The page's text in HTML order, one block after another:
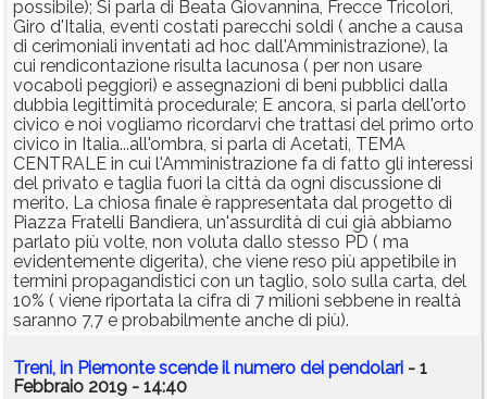
possibile); Si parla di Beata Giovannina, Frecce Tricolori,
Giro d'Italia, eventi costati parecchi soldi ( anche a causa
di cerimoniali inventati ad hoc dall'Amministrazione), la
cui rendicontazione risulta lacunosa ( per non usare
vocaboli peggiori) e assegnazioni di beni pubblici dalla
dubbia legittimità procedurale; E ancora, si parla dell'orto
civico e noi vogliamo ricordarvi che trattasi del primo orto
civico in Italia...all'ombra, si parla di Acetati, TEMA
CENTRALE in cui l'Amministrazione fa di fatto gli interessi
del privato e taglia fuori la città da ogni discussione di
merito. La chiosa finale è rappresentata dal progetto di
Piazza Fratelli Bandiera, un'assurdità di cui già abbiamo
parlato più volte, non voluta dallo stesso PD ( ma
evidentemente digerita), che viene reso più appetibile in
termini propagandistici con un taglio, solo sulla carta, del
10% ( viene riportata la cifra di 7 milioni sebbene in realtà
saranno 7,7 e probabilmente anche di più).
Treni, in Piemonte scende il numero dei pendolari - 1
Febbraio 2019 - 14:40